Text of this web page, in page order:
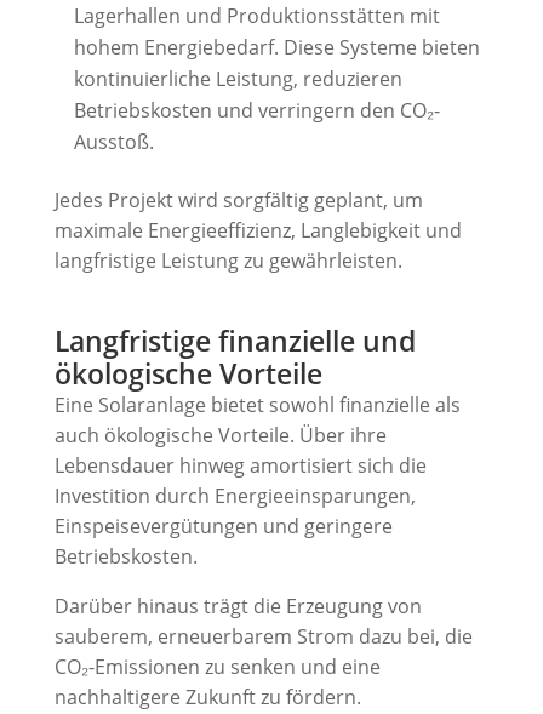
Lagerhallen und Produktionsstätten mit
hohem Energiebedarf. Diese Systeme bieten
kontinuierliche Leistung, reduzieren
Betriebskosten und verringern den CO₂-
Ausstoß.
Jedes Projekt wird sorgfältig geplant, um
maximale Energieeffizienz, Langlebigkeit und
langfristige Leistung zu gewährleisten.
Langfristige finanzielle und
ökologische Vorteile
Eine Solaranlage bietet sowohl finanzielle als
auch ökologische Vorteile. Über ihre
Lebensdauer hinweg amortisiert sich die
Investition durch Energieeinsparungen,
Einspeisevergütungen und geringere
Betriebskosten.
Darüber hinaus trägt die Erzeugung von
sauberem, erneuerbarem Strom dazu bei, die
CO₂-Emissionen zu senken und eine
nachhaltigere Zukunft zu fördern.